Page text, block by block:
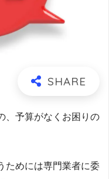
、予算がなくお困りの
ためには専門業者に委